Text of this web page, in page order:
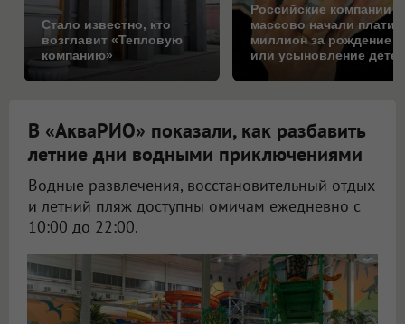
Стало известно, кто
возглавит «Тепловую
компанию»
Российские компании
массово начали
миллион за рождение
или усыновление
Коснётся ли это
В «АкваРИО» показали, как разбавить
летние дни водными приключениями
Водные развлечения, восстановительный отдых
и летний пляж доступны омичам ежедневно с
10:00 до 22:00.